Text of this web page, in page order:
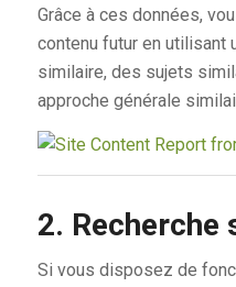
Grâce à ces données,
contenu futur en utilisant
similaire, des sujets
approche générale
2. Recherche
Si vous disposez de